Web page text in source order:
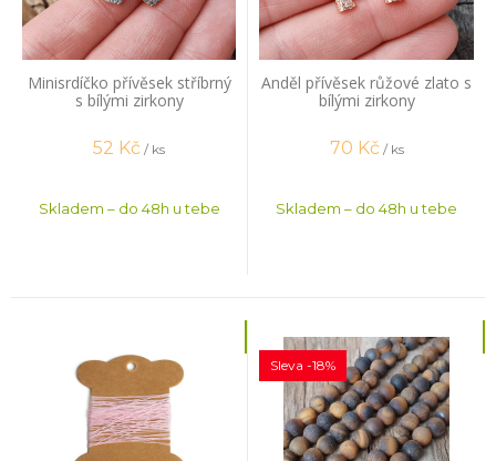
Minisrdíčko přívěsek stříbrný
s bílými zirkony
52 Kč / ks
Skladem – do 48h u tebe
Anděl přívěsek růžové zlato s
bílými zirkony
70 Kč / ks
Skladem – do 48h u tebe
Sleva -18%